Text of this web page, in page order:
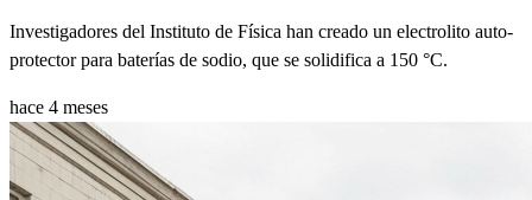
Investigadores del Instituto de Física han creado un electrolito auto-
protector para baterías de sodio, que se solidifica a 150 °C.
hace 4 meses